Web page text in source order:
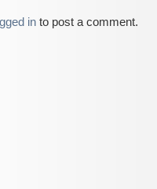
in to post a comment.